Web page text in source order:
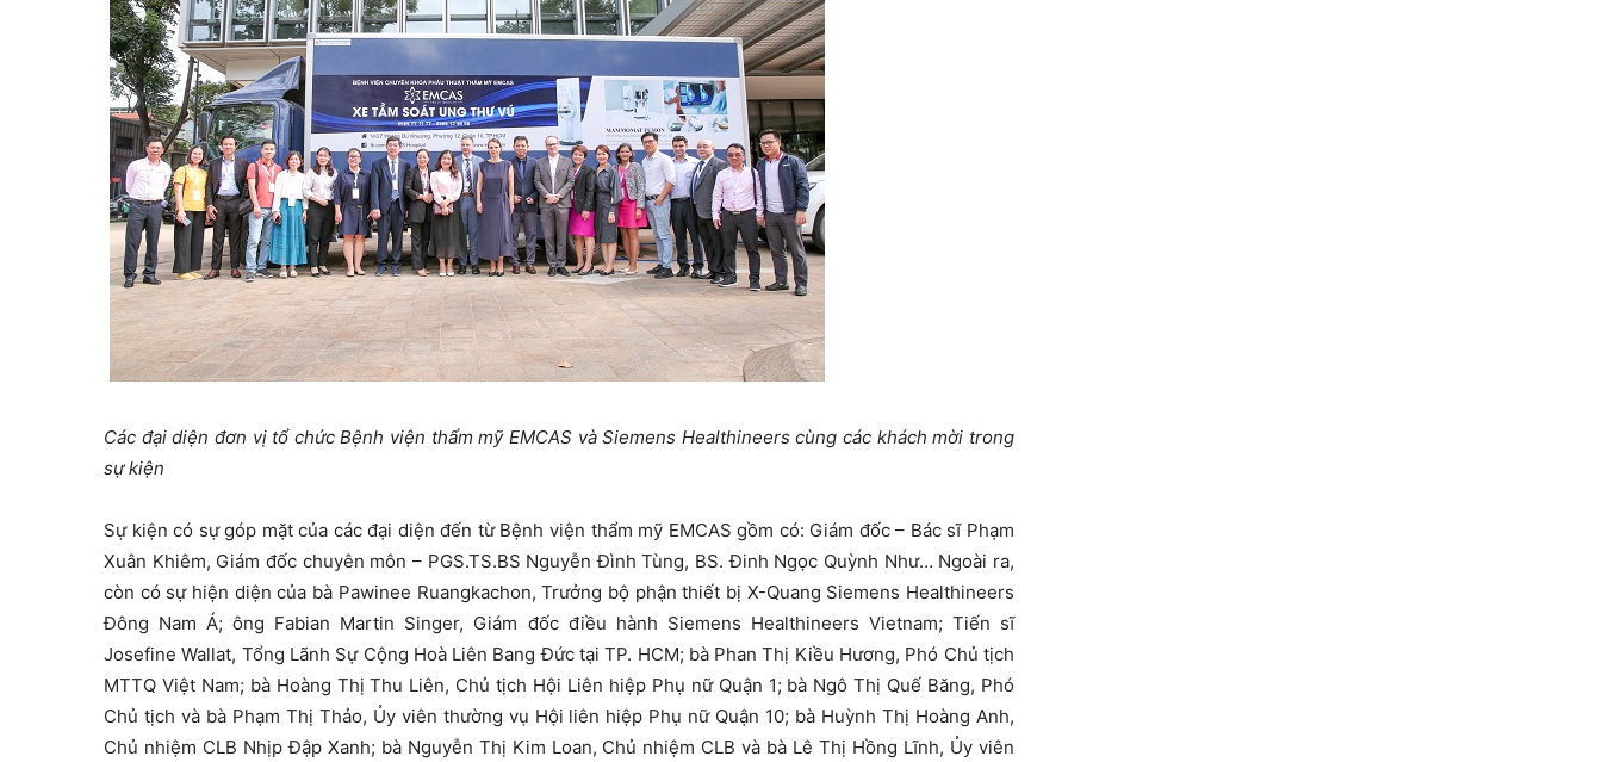
Các đại diện đơn vị tổ chức Bệnh viện thẩm mỹ EMCAS và Siemens Healthineers cùng các khách mời trong
sự kiện
Sự kiện có sự góp mặt của các đại diện đến từ Bệnh viện thẩm mỹ EMCAS gồm có: Giám đốc – Bác sĩ Phạm
Xuân Khiêm, Giám đốc chuyên môn – PGS.TS.BS Nguyễn Đình Tùng, BS. Đinh Ngọc Quỳnh Như… Ngoài ra,
còn có sự hiện diện của bà Pawinee Ruangkachon, Trưởng bộ phận thiết bị X-Quang Siemens Healthineers
Đông Nam Á; ông Fabian Martin Singer, Giám đốc điều hành Siemens Healthineers Vietnam; Tiến sĩ
Josefine Wallat, Tổng Lãnh Sự Cộng Hoà Liên Bang Đức tại TP. HCM; bà Phan Thị Kiều Hương, Phó Chủ tịch
MTTQ Việt Nam; bà Hoàng Thị Thu Liên, Chủ tịch Hội Liên hiệp Phụ nữ Quận 1; bà Ngô Thị Quế Băng, Phó
Chủ tịch và bà Phạm Thị Thảo, Ủy viên thường vụ Hội liên hiệp Phụ nữ Quận 10; bà Huỳnh Thị Hoàng Anh,
Chủ nhiệm CLB Nhịp Đập Xanh; bà Nguyễn Thị Kim Loan, Chủ nhiệm CLB và bà Lê Thị Hồng Lĩnh, Ủy viên